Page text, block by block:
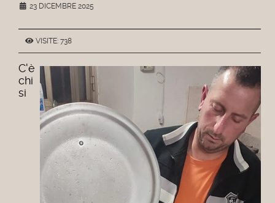
23 DICEMBRE 2025
VISITE: 738
C'è
chi
si